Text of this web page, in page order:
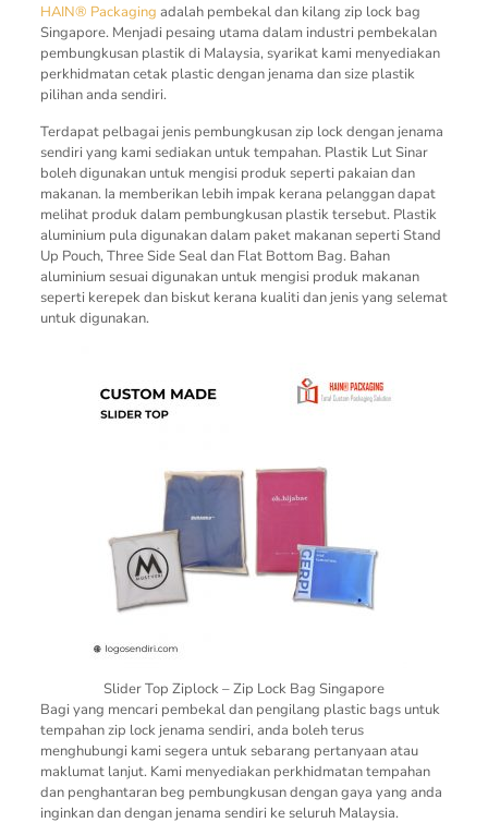
HAIN® Packaging adalah pembekal dan kilang zip lock bag
Singapore. Menjadi pesaing utama dalam industri pembekalan
pembungkusan plastik di Malaysia, syarikat kami menyediakan
perkhidmatan cetak plastic dengan jenama dan size plastik
pilihan anda sendiri.
Terdapat pelbagai jenis pembungkusan zip lock dengan jenama
sendiri yang kami sediakan untuk tempahan. Plastik Lut Sinar
boleh digunakan untuk mengisi produk seperti pakaian dan
makanan. Ia memberikan lebih impak kerana pelanggan dapat
melihat produk dalam pembungkusan plastik tersebut. Plastik
aluminium pula digunakan dalam paket makanan seperti Stand
Up Pouch, Three Side Seal dan Flat Bottom Bag. Bahan
aluminium sesuai digunakan untuk mengisi produk makanan
seperti kerepek dan biskut kerana kualiti dan jenis yang selemat
untuk digunakan.
Slider Top Ziplock – Zip Lock Bag Singapore
Bagi yang mencari pembekal dan pengilang plastic bags untuk
tempahan zip lock jenama sendiri, anda boleh terus
menghubungi kami segera untuk sebarang pertanyaan atau
maklumat lanjut. Kami menyediakan perkhidmatan tempahan
dan penghantaran beg pembungkusan dengan gaya yang anda
inginkan dan dengan jenama sendiri ke seluruh Malaysia.